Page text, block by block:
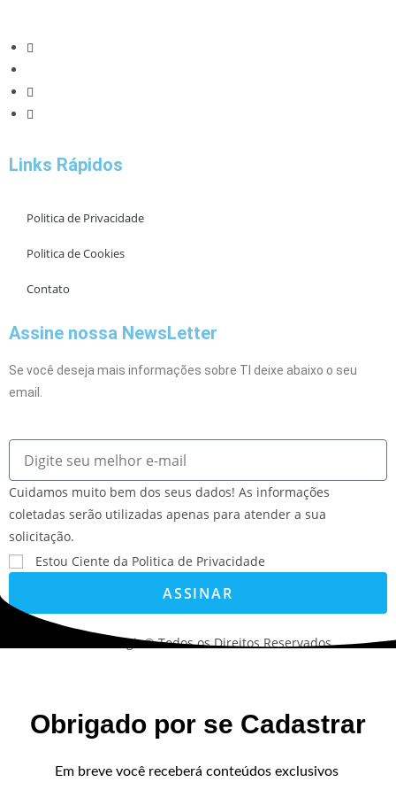
Links Rápidos
Politica de Privacidade
Politica de Cookies
Contato
Assine nossa NewsLetter
Se você deseja mais informações sobre TI deixe abaixo o seu
email.
Cuidamos muito bem dos seus dados! As informações
coletadas serão utilizadas apenas para atender a sua
solicitação.
Estou Ciente da Politica de Privacidade
ASSINAR
©2022. AVS Tecnologia® Todos os Direitos Reservados.
Obrigado por se Cadastrar
Em breve você receberá conteúdos exclusivos